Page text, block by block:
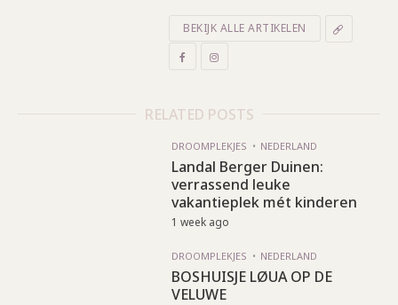
BEKIJK ALLE ARTIKELEN
RELATED POSTS
DROOMPLEKJES NEDERLAND
Landal Berger Duinen:
verrassend leuke
vakantieplek mét kinderen
1 week ago
DROOMPLEKJES NEDERLAND
BOSHUISJE LØUA OP DE
VELUWE